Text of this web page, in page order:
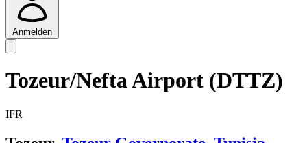
Anmelden
Tozeur/Nefta Airport (DTTZ)
IFR